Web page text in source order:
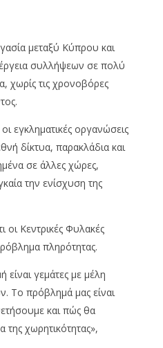
μεταξύ Κύπρου και
συλλήψεων σε πολύ
χωρίς τις χρονοβόρες
εγκληματικές οργανώσεις
δίκτυα, παρακλάδια και
σε άλλες χώρες,
την ενίσχυση της
Κεντρικές Φυλακές
πληρότητας.
είναι γεμάτες με μέλη
Το πρόβλημά μας είναι
και πώς θα
της χωρητικότητας»,